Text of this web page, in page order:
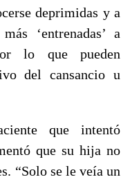
deprimidas y a
‘entrenadas’ a
lo que pueden
del cansancio u
que intentó
que su hija no
“Solo se le veía un